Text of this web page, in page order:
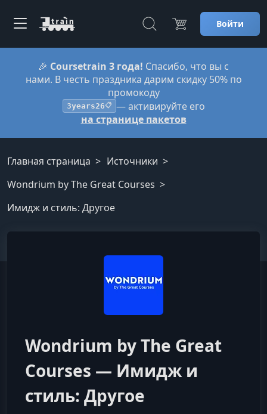
Войти
🎉 Coursetrain 3 года! Спасибо, что вы с
нами. В честь праздника дарим скидку 50% по
промокоду
3years26📋 — активируйте его
на странице пакетов
Главная страница
Источники
Wondrium by The Great Courses
Имидж и стиль: Другое
Wondrium by The Great
Courses — Имидж и
стиль: Другое